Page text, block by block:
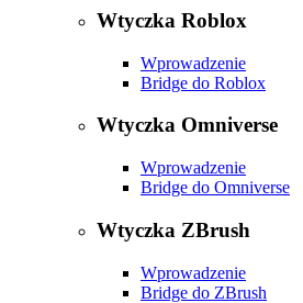
Wtyczka Roblox
Wprowadzenie
Bridge do Roblox
Wtyczka Omniverse
Wprowadzenie
Bridge do Omniverse
Wtyczka ZBrush
Wprowadzenie
Bridge do ZBrush